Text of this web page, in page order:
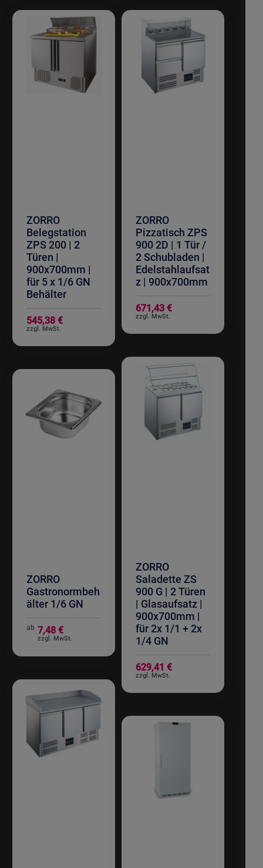
ZORRO
Belegstation
ZPS 200 | 2
Türen |
900x700mm |
für 5 x 1/6 GN
Behälter
545,38 €
ZORRO
Gastronormbeh
älter 1/6 GN
ab 7,48 €
ZORRO
Pizzatisch ZPS
900 2D | 1 Tür /
2 Schubladen |
Edelstahlaufsat
z | 900x700mm
671,43 €
ZORRO
Saladette ZS
900 G | 2 Türen
| Glasaufsatz |
900x700mm |
für 2x 1/1 + 2x
1/4 GN
629,41 €